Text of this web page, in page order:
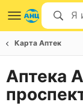
Карта Аптек
Аптека